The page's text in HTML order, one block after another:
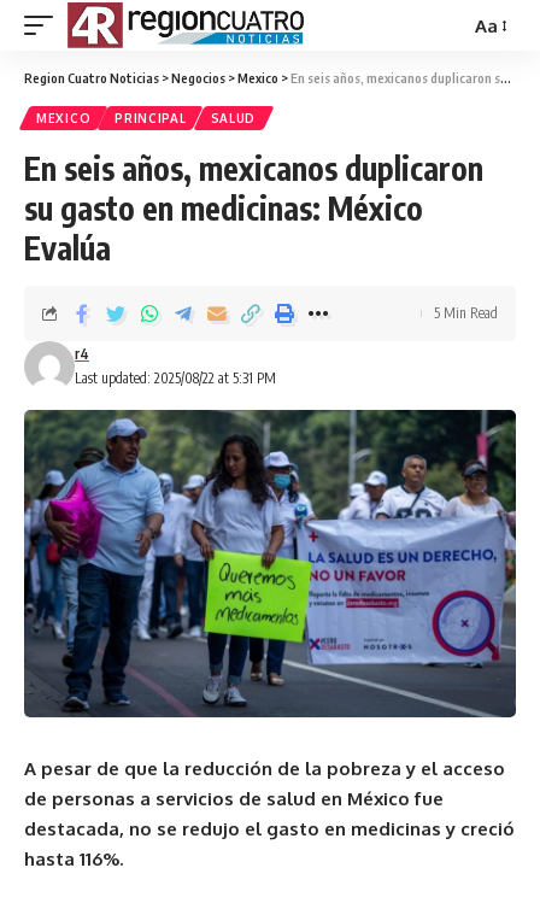
Aa
Region Cuatro Noticias >Negocios >Mexico >En seis años, mexicanos duplicaron su gasto en medicinas: México Evalúa
MEXICO PRINCIPAL SALUD
En seis años, mexicanos duplicaron
su gasto en medicinas: México
Evalúa
Last updated: 2025/08/22 at 5:31 PM
r4
5 Min Read
A pesar de que la reducción de la pobreza y el acceso
de personas a servicios de salud en México fue
destacada, no se redujo el gasto en medicinas y creció
hasta 116%.